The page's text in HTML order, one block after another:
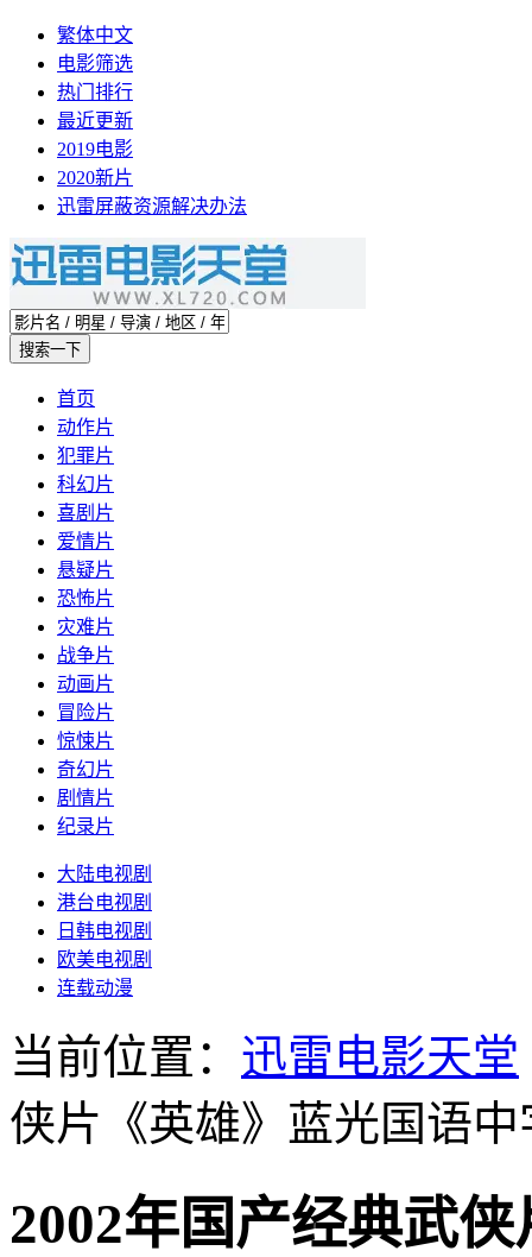
繁体中文
电影筛选
热门排行
最近更新
2019电影
2020新片
迅雷屏蔽资源解决办法
首页
动作片
犯罪片
科幻片
喜剧片
爱情片
悬疑片
恐怖片
灾难片
战争片
动画片
冒险片
惊悚片
奇幻片
剧情片
纪录片
大陆电视剧
港台电视剧
日韩电视剧
欧美电视剧
连载动漫
当前位置： 迅雷电影天堂
侠片《英雄》蓝光国语
2002年国产经典武